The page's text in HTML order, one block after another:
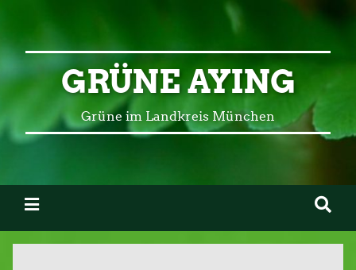
GRÜNE AYING
Grüne im Landkreis München